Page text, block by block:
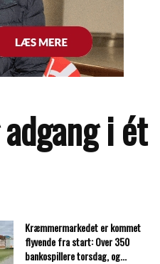
i ét
Kræmmermarkedet er kommet
flyvende fra start: Over 350
bankospillere torsdag, og...